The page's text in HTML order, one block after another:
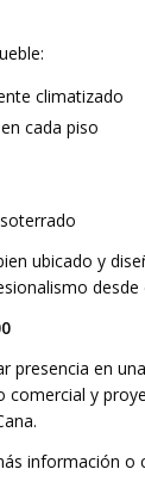
climatizado
cada piso
ubicado y
desde
presencia en
y
información o